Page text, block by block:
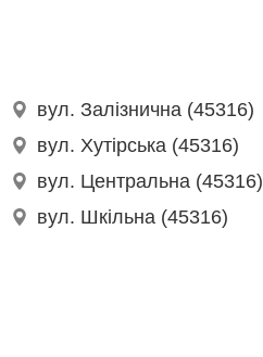
вул. Залізнична (45316)
вул. Хутірська (45316)
вул. Центральна (45316)
вул. Шкільна (45316)